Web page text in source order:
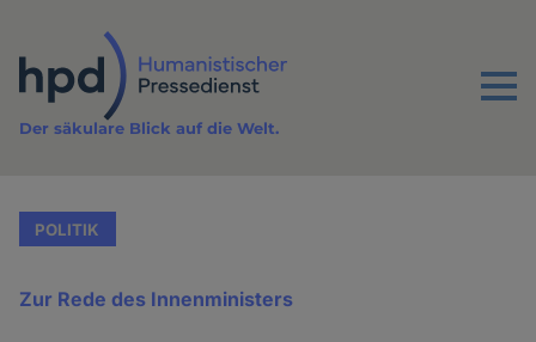
Inhalt
Menu
Der säkulare Blick auf die Welt.
POLITIK
Zur Rede des Innenministers